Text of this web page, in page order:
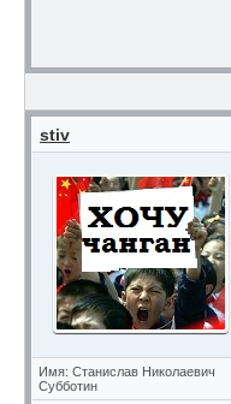
stiv
Имя: Станислав Николаевич
Субботин